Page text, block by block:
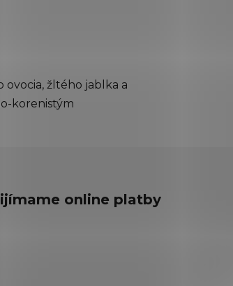
žltého jablka a
korenistým
online platby